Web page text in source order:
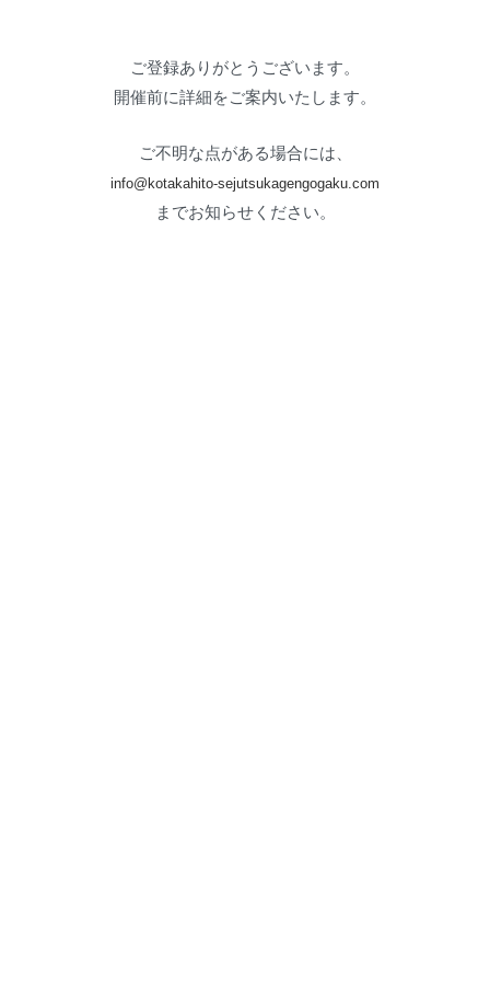
ご登録ありがとうございます。
開催前に詳細をご案内いたします。
ご不明な点がある場合には、
info@kotakahito-sejutsukagengogaku.com
までお知らせください。